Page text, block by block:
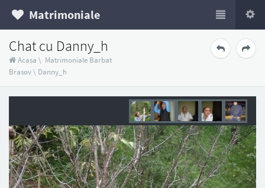
Matrimoniale
Chat cu Danny_h
Acasa \ Matrimoniale Barbat
Brasov\ Danny_h